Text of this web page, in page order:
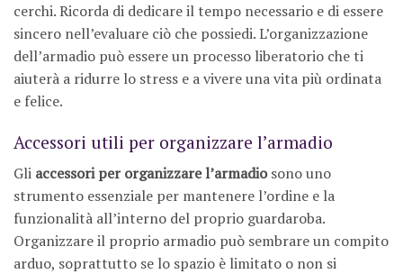
cerchi. Ricorda di dedicare il tempo necessario e di essere
sincero nell’evaluare ciò che possiedi. L’organizzazione
dell’armadio può essere un processo liberatorio che ti
aiuterà a ridurre lo stress e a vivere una vita più ordinata
e felice.
Accessori utili per organizzare l’armadio
Gli accessori per organizzare l’armadiosono uno
strumento essenziale per mantenere l’ordine e la
funzionalità all’interno del proprio guardaroba.
Organizzare il proprio armadio può sembrare un compito
arduo, soprattutto se lo spazio è limitato o non si